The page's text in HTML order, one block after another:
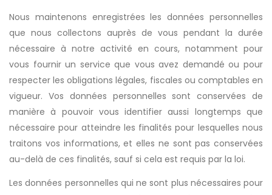
Nous maintenons enregistrées les données personnelles
que nous collectons auprès de vous pendant la durée
nécessaire à notre activité en cours, notamment pour
vous fournir un service que vous avez demandé ou pour
respecter les obligations légales, fiscales ou comptables en
vigueur. Vos données personnelles sont conservées de
manière à pouvoir vous identifier aussi longtemps que
nécessaire pour atteindre les finalités pour lesquelles nous
traitons vos informations, et elles ne sont pas conservées
au-delà de ces finalités, sauf si cela est requis par la loi.
Les données personnelles qui ne sont plus nécessaires pour